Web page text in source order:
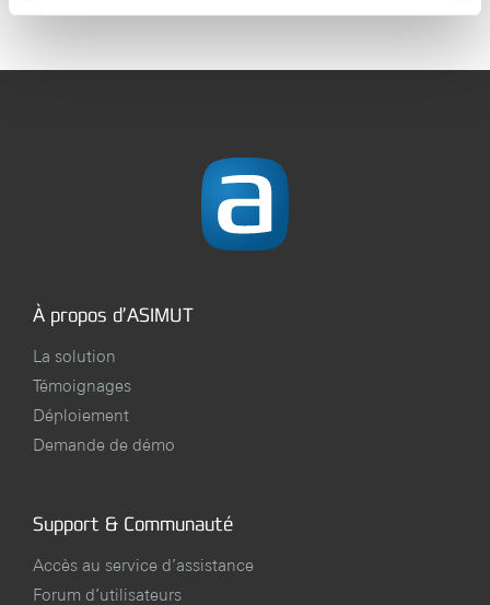
À propos d’ASIMUT
La solution
Témoignages
Déploiement
Demande de démo
Support & Communauté
Accès au service d’assistance
Forum d’utilisateurs